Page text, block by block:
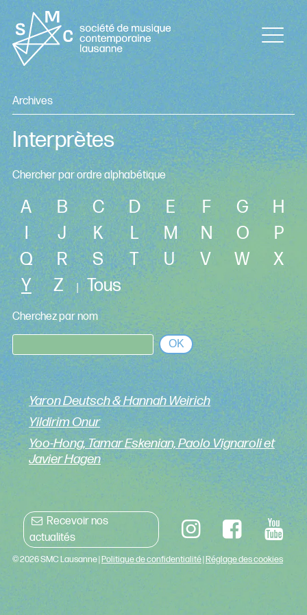
Archives
Interprètes
Chercher par ordre alphabétique
A B C D E F G
H
I
J K L M N O
P
Q
R S T U V W
X
Y
Z | Tous
Cherchez par nom
OK
Yaron Deutsch & Hannah Weirich
Yildirim Onur
Yoo-Hong, Tamar Eskenian, Paolo Vignaroli et
Javier Hagen
Recevoir nos
actualités
© 2026 SMC Lausanne |Politique de confidentialité|Réglage des cookies